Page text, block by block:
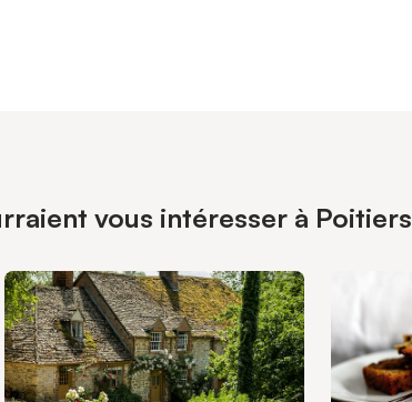
vous intéresser à Poitiers